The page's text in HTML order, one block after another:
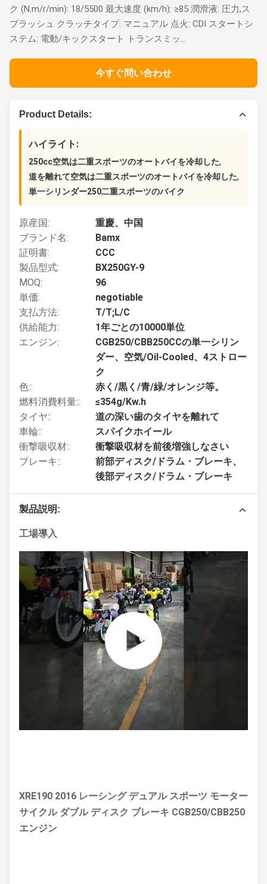
ク (N.m/r/min): 18/5500 最大速度 (km/h): ≥85 潤滑液: 圧力,ス
プラッシュ クラッチタイプ: マニュアル 点火: CDI スタートシ
ステム: 電動/キックスタート トランスミッ...
今すぐ問い合わせ
Product Details:
ハイライト:
250cc空気は二重スポーツのオートバイを冷却した,
道を離れて空気は二重スポーツのオートバイを冷却した,
単一シリンダー250二重スポーツのバイク
原産国:
重慶、中国
ブランド名:
Bamx
証明書:
CCC
製品型式:
BX250GY-9
MOQ:
96
単価:
negotiable
支払方法:
T/T;L/C
供給能力:
1年ごとの10000単位
エンジン:
CGB250/CBB250CCの単一シリン
ダー、空気/Oil-Cooled、4ストロー
ク
色::
赤く/黒く/青/緑/オレンジ等。
燃料消費料量::
≤354g/Kw.h
タイヤ::
道の深い歯のタイヤを離れて
車輪::
スパイクホイール
衝撃吸収材::
衝撃吸収材を前後増強しなさい
ブレーキ::
前部ディスク/ドラム・ブレーキ、
後部ディスク/ドラム・ブレーキ
製品説明:
工場導入
XRE190 2016 レーシング デュアル スポーツ モーター
サイクル ダブル ディスク ブレーキ CGB250/CBB250
エンジン